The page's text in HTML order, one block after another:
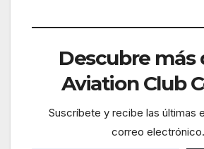
Descubre más
Aviation Club
Suscríbete y recibe las últimas
correo electrónico.